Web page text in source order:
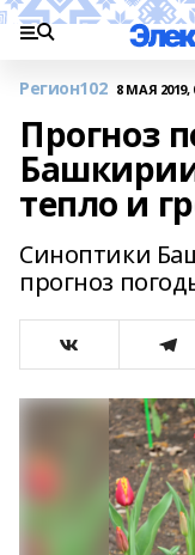
Регион102 8 МАЯ 2019,
Прогноз
тепло и
Синоптики
прогноз